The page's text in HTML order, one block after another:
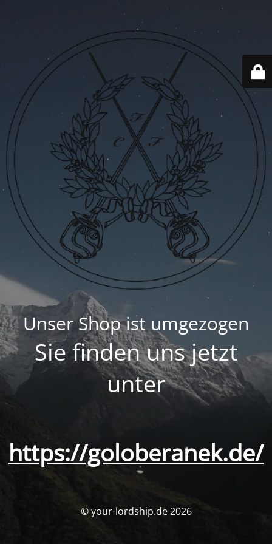
Unser Shop ist umgezogen
Sie finden uns jetzt
unter
https://goloberanek.de/
© your-lordship.de 2026